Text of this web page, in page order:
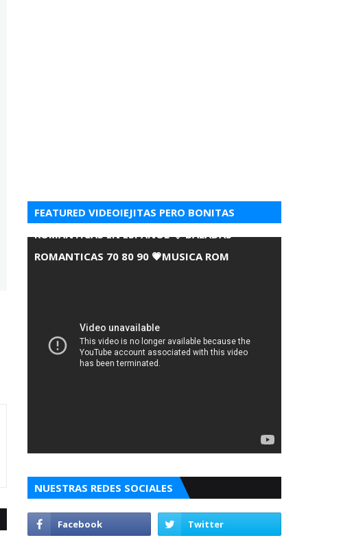
FEATURED VIDEOIEJITAS PERO BONITAS
ROMANTICAS EN ESPANOL 💘 BALADAS
ROMANTICAS 70 80 90 💗MUSICA ROM
NUESTRAS REDES SOCIALES